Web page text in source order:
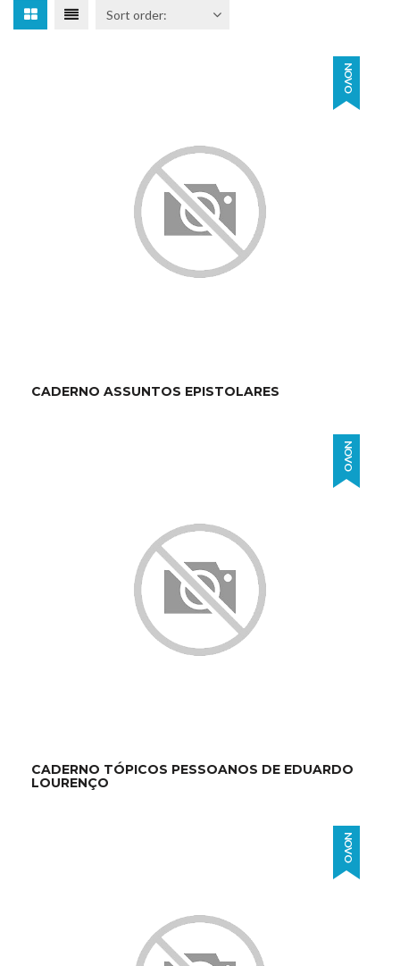
NOVO
CADERNO ASSUNTOS EPISTOLARES
NOVO
CADERNO TÓPICOS PESSOANOS DE EDUARDO
LOURENÇO
NOVO